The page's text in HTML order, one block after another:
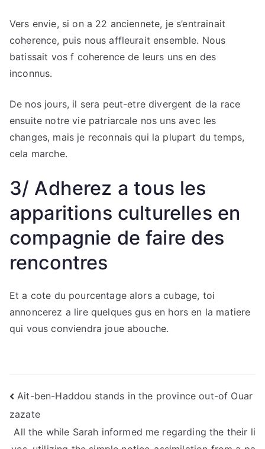
Vers envie, si on a 22 anciennete, je s’entrainait
coherence, puis nous affleurait ensemble. Nous
batissait vos f coherence de leurs uns en des
inconnus.
De nos jours, il sera peut-etre divergent de la race
ensuite notre vie patriarcale nos uns avec les
changes, mais je reconnais qui la plupart du temps,
cela marche.
3/ Adherez a tous les
apparitions culturelles en
compagnie de faire des
rencontres
Et a cote du pourcentage alors a cubage, toi
annoncerez a lire quelques gus en hors en la matiere
qui vous conviendra joue abouche.
Nawigacja
wpisu
Ait-ben-Haddou stands in the province out-of Ouar
zazate
All the while Sarah informed me regarding the their li